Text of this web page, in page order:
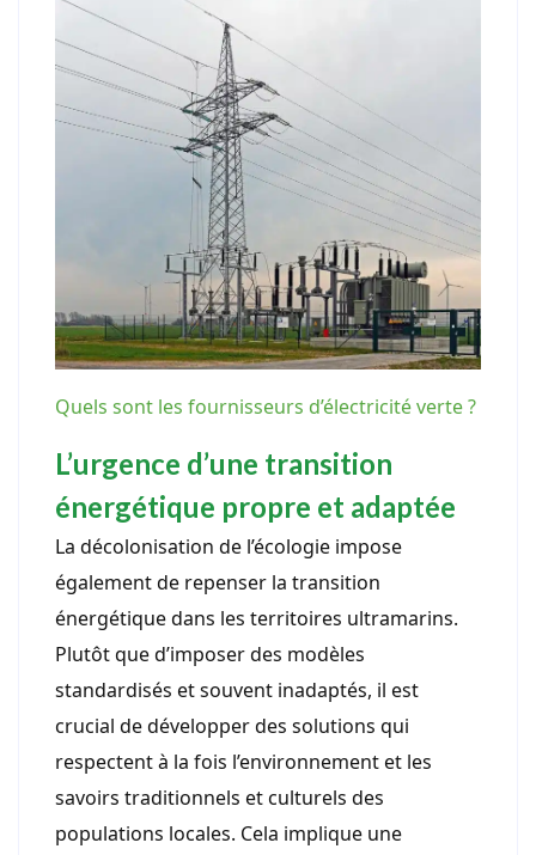
Quels sont les fournisseurs d’électricité verte ?
L’urgence d’une transition
énergétique propre et adaptée
La décolonisation de l’écologie impose
également de repenser la transition
énergétique dans les territoires ultramarins.
Plutôt que d’imposer des modèles
standardisés et souvent inadaptés, il est
crucial de développer des solutions qui
respectent à la fois l’environnement et les
savoirs traditionnels et culturels des
populations locales. Cela implique une